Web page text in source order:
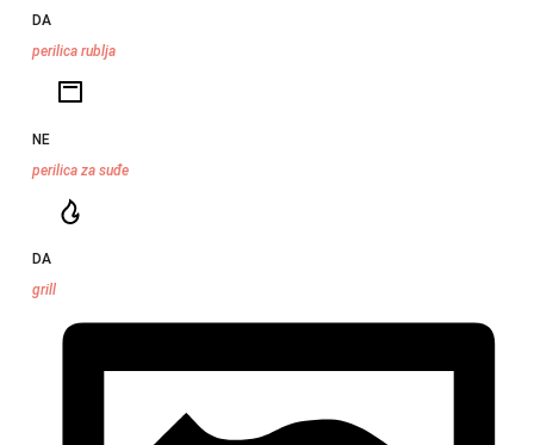
DA
perilica rublja
NE
perilica za suđe
DA
grill